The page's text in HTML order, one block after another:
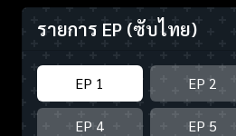
รายการ EP (ซับไทย)
EP 1 EP 2
EP 4 EP 5